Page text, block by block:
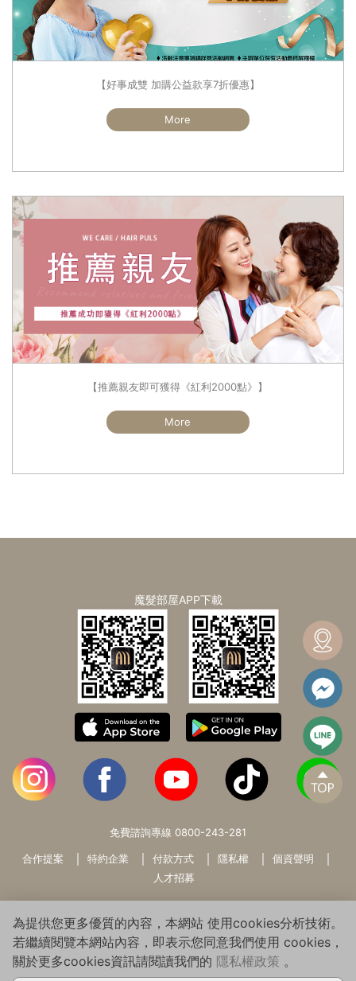
【好事成雙 加購公益款享7折優惠】
More
【推薦親友即可獲得《紅利2000點》】
More
魔髮部屋APP下載
免費諮詢專線 0800-243-281
合作提案 特約企業 付款方式 隱私權
個資聲明
人才招募
Copyright© 2026 WARMSUN HAIR PRODUCTS GROUP All Rights
為提供您更多優質的內容，本網站 使用cookies分析技術。
若繼續閱覽本網站內容，即表示您同意我們使用 cookies，
關於更多cookies資訊請閱讀我們的 隱私權政策 。